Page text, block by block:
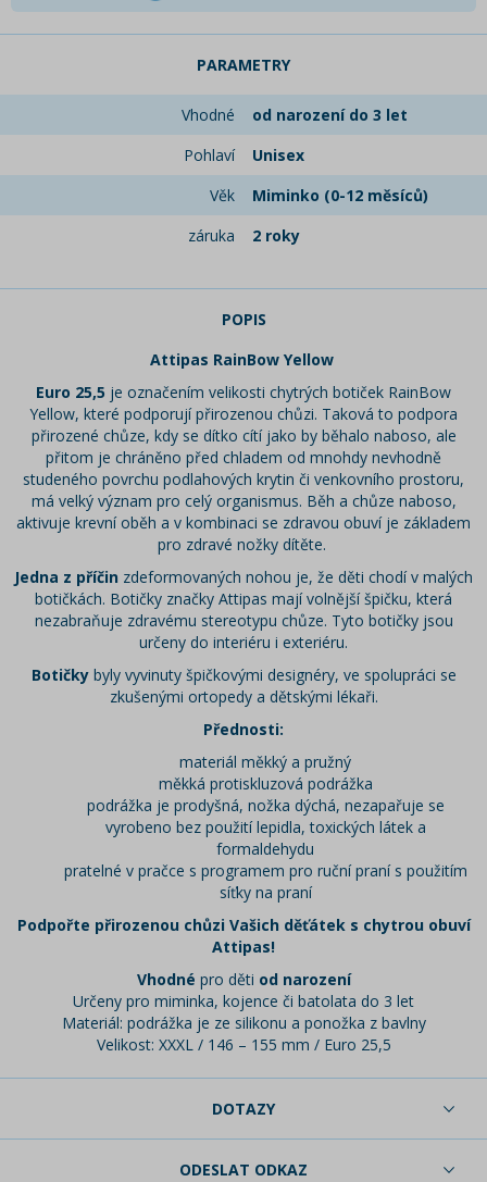
PARAMETRY
Vhodné
od narození do 3 let
Pohlaví
Unisex
Věk
Miminko (0-12 měsíců)
záruka
2 roky
POPIS
Attipas RainBow Yellow
Euro 25,5 je označením velikosti chytrých botiček RainBow
Yellow, které podporují přirozenou chůzi. Taková to podpora
přirozené chůze, kdy se dítko cítí jako by běhalo naboso, ale
přitom je chráněno před chladem od mnohdy nevhodně
studeného povrchu podlahových krytin či venkovního prostoru,
má velký význam pro celý organismus. Běh a chůze naboso,
aktivuje krevní oběh a v kombinaci se zdravou obuví je základem
pro zdravé nožky dítěte.
Jedna z příčin zdeformovaných nohou je, že děti chodí v malých
botičkách. Botičky značky Attipas mají volnější špičku, která
nezabraňuje zdravému stereotypu chůze. Tyto botičky jsou
určeny do interiéru i exteriéru.
Botičky byly vyvinuty špičkovými designéry, ve spolupráci se
zkušenými ortopedy a dětskými lékaři.
Přednosti:
materiál měkký a pružný
měkká protiskluzová podrážka
podrážka je prodyšná, nožka dýchá, nezapařuje se
vyrobeno bez použití lepidla, toxických látek a
formaldehydu
pratelné v pračce s programem pro ruční praní s použitím
síťky na praní
Podpořte přirozenou chůzi Vašich děťátek s chytrou obuví
Attipas!
Vhodné pro děti od narození
Určeny pro miminka, kojence či batolata do 3 let
Materiál: podrážka je ze silikonu a ponožka z bavlny
Velikost: XXXL / 146 – 155 mm / Euro 25,5
DOTAZY
ODESLAT ODKAZ